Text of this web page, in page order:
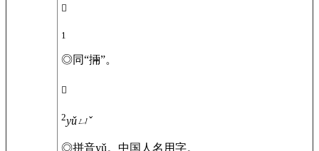
𢮳
1
◎同“掚”。
𢮳
2yǔㄩˇ
◎拼音yǔ。中国人名用字。